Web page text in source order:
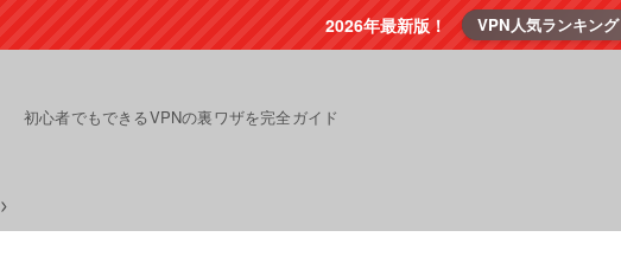
2026年最新版！ VPN人気ランキング
初心者でもできるVPNの裏ワザを完全ガイド